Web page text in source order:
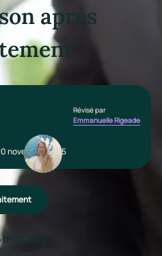
après
Révisé par
Emmanuelle Rigeade
novembre 2025
minutes